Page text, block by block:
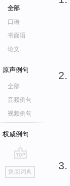
全部
口语
书面语
论文
原声例句
全部
音频例句
视频例句
权威例句
go
top
返回词典